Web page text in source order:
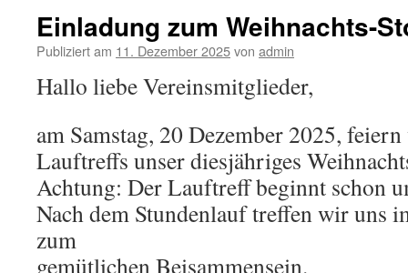
Einladung zum Weihnachts-
Publiziert am 11. Dezember 2025von admin
Hallo liebe Vereinsmitglieder,
am Samstag, 20 Dezember 2025,
Lauftreffs unser diesjähriges
Achtung: Der Lauftreff beginnt schon
Nach dem Stundenlauf treffen wir uns
zum
gemütlichen Beisammensein.